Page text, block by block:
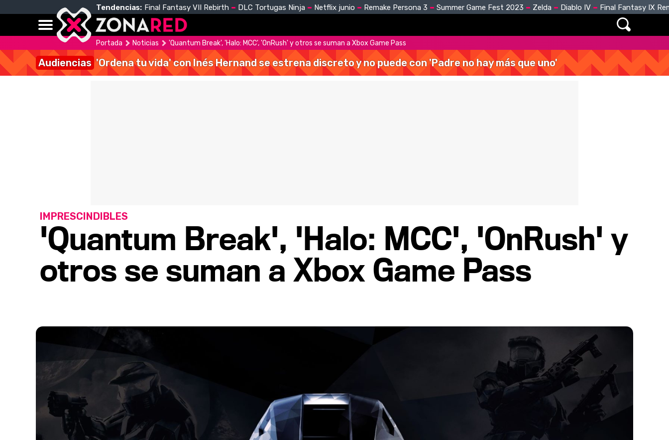
Tendencias: Final Fantasy VII Rebirth DLC Tortugas Ninja Netflix junio Remake Persona 3 Summer Game Fest 2023 Zelda Diablo IV Final Fantasy IX
Portada Noticias 'Quantum Break', 'Halo: MCC', 'OnRush' y otros se suman a Xbox Game Pass
Audiencias 'Ordena tu vida' con Inés Hernand se estrena discreto y no puede con 'Padre no hay más que uno'
'Quantum Break', 'Halo: MCC', 'OnRush' y
otros se suman a Xbox Game Pass
IMPRESCINDIBLES